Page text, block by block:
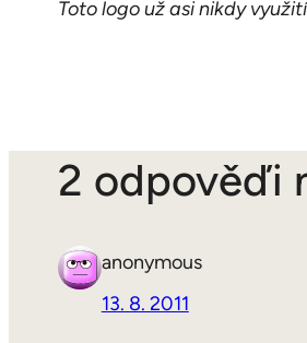
Toto logo už asi nikdy
2 odpověďi
anonymous
13. 8. 2011